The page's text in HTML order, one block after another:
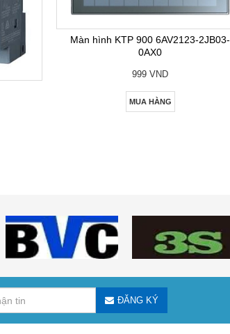
Màn hình KTP 900 6AV2123-2JB03-
0AX0
999 VND
MUA HÀNG
ĐĂNG KÝ